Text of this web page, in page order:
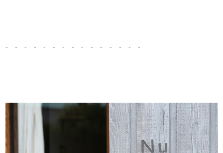
- - - - - - - - - - - - - - -